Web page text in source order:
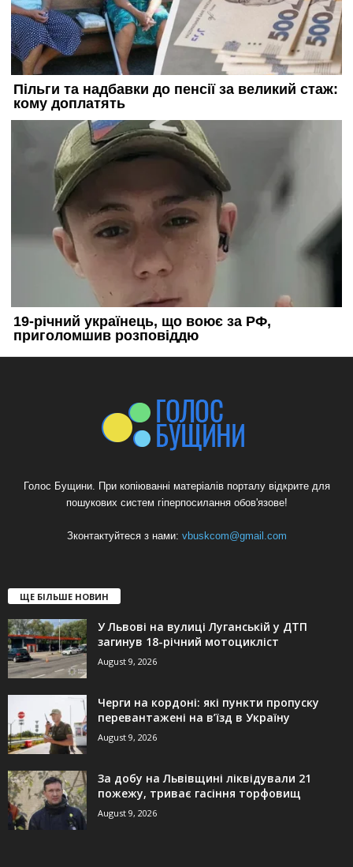
Голос Бущини. При копіюванні матеріалів порталу відкрите для
пошукових систем гіперпосилання обов'язове!
Зконтактуйтеся з нами: vbuskcom@gmail.com
ЩЕ БІЛЬШЕ НОВИН
У Львові на вулиці Луганській у ДТП
загинув 18-річний мотоцикліст
August 9, 2026
Черги на кордоні: які пункти пропуску
перевантажені на в’їзд в Україну
August 9, 2026
За добу на Львівщині ліквідували 21
пожежу, триває гасіння торфовищ
August 9, 2026